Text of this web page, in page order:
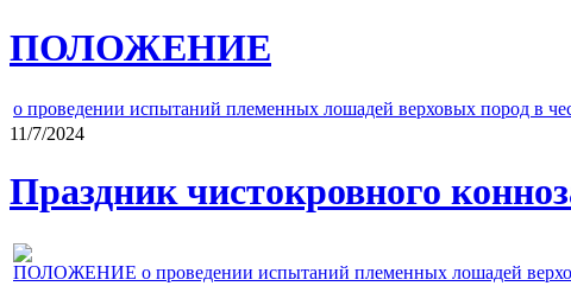
ПОЛОЖЕНИЕ
о проведении испытаний племенных лошадей верховых пород в
11/7/2024
Праздник чистокровного
ПОЛОЖЕНИЕ о проведении испытаний племенных лошадей